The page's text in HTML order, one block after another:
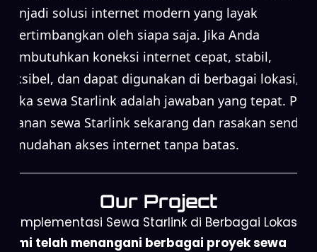
menjadi solusi internet modern yang layak
dipertimbangkan oleh siapa saja. Jika Anda
membutuhkan koneksi internet cepat, stabil,
fleksibel, dan dapat digunakan di berbagai lokasi,
maka sewa Starlink adalah jawaban yang tepat. Pilih
layanan sewa Starlink sekarang dan rasakan sendiri
kemudahan akses internet tanpa batas.
Our Project
Implementasi Sewa Starlink di Berbagai Lokasi
Kami telah menangani berbagai proyek sewa